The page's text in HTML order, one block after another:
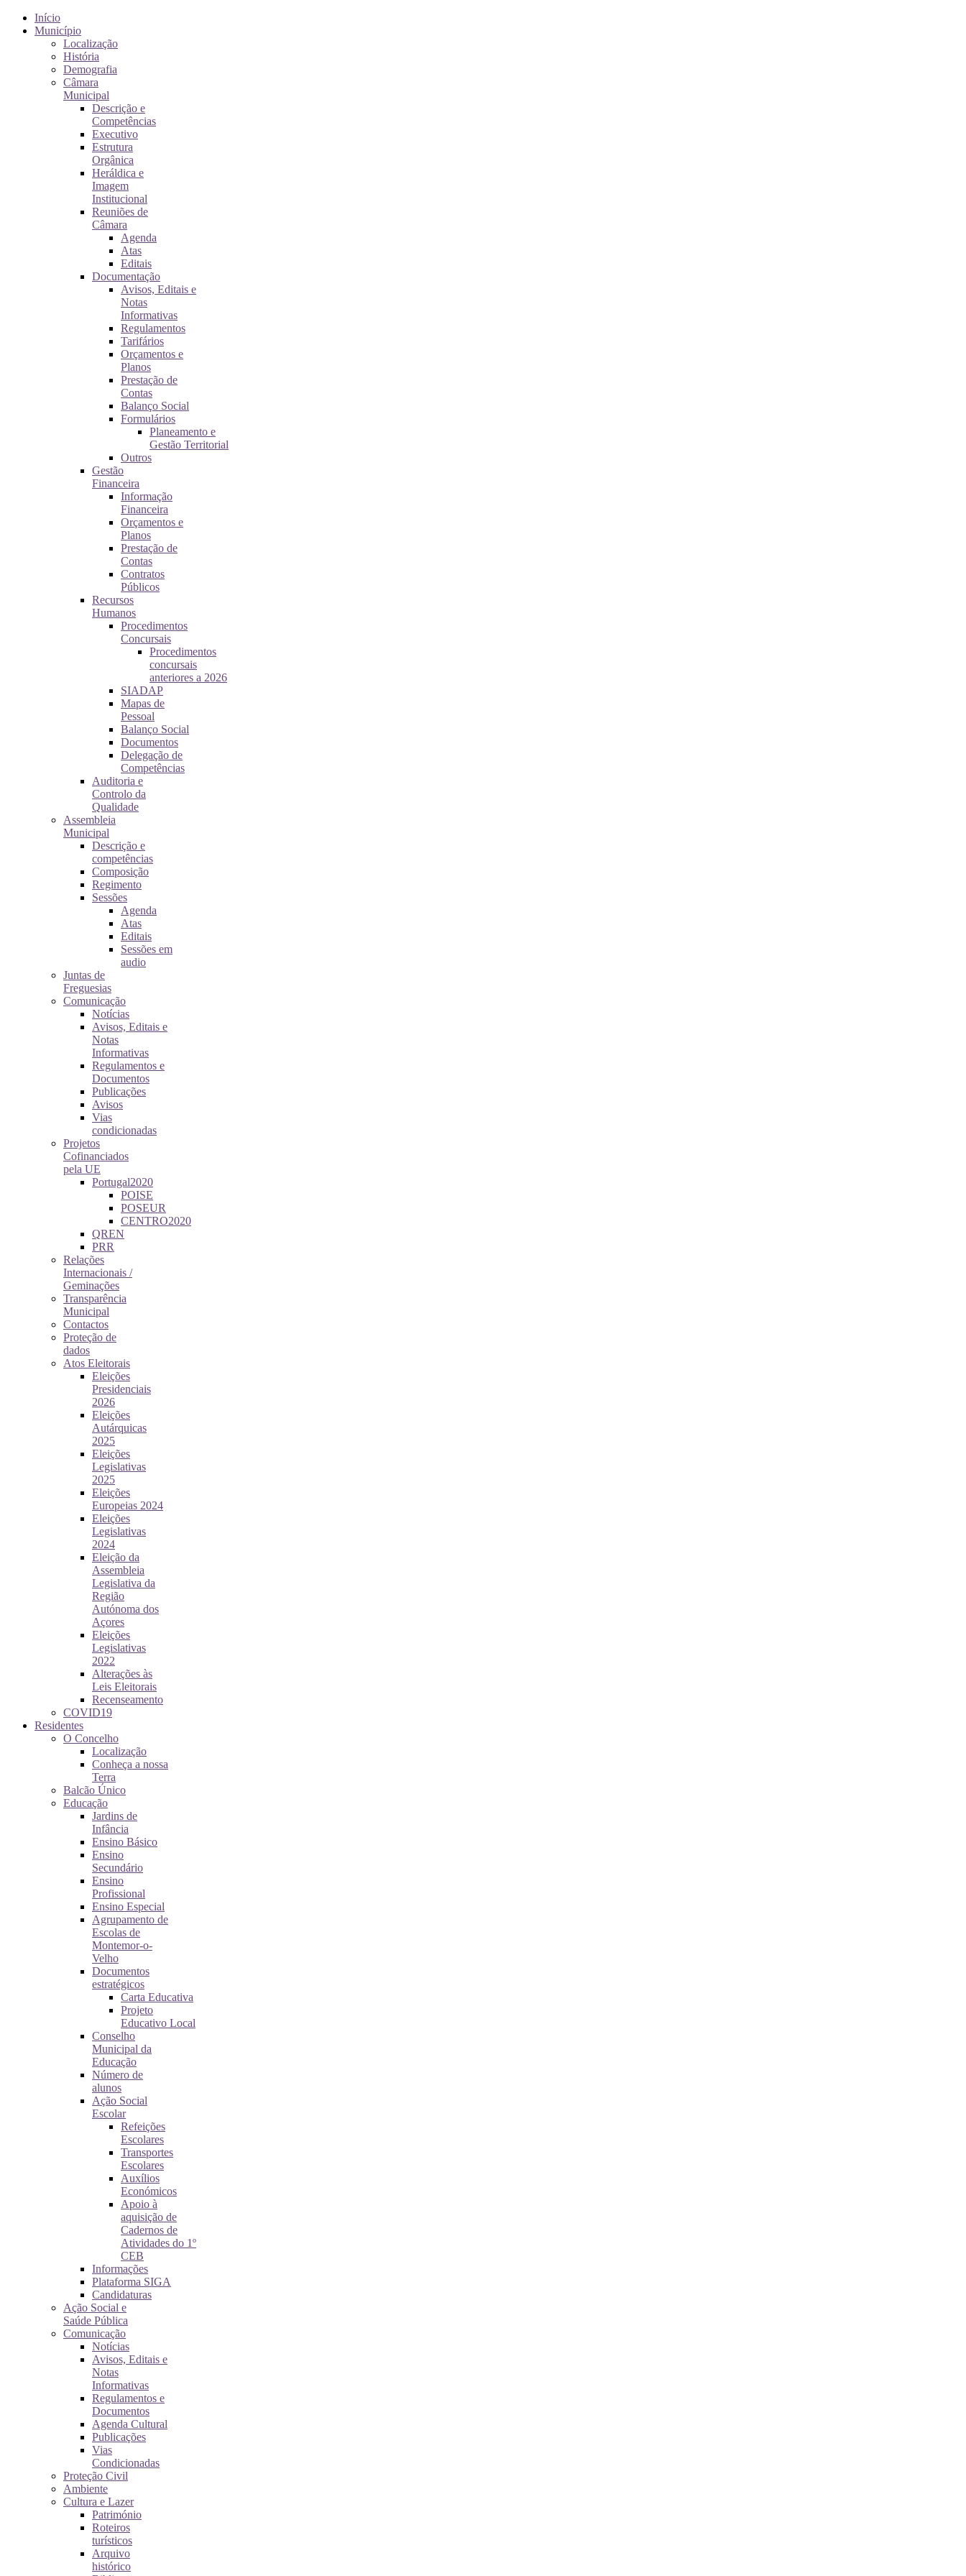
Início
Município
Localização
História
Demografia
Câmara
Municipal
Descrição e
Competências
Executivo
Estrutura
Orgânica
Heráldica e
Imagem
Institucional
Reuniões de
Câmara
Agenda
Atas
Editais
Documentação
Avisos, Editais e
Notas
Informativas
Regulamentos
Tarifários
Orçamentos e
Planos
Prestação de
Contas
Balanço Social
Formulários
Planeamento e
Gestão Territorial
Outros
Gestão
Financeira
Informação
Financeira
Orçamentos e
Planos
Prestação de
Contas
Contratos
Públicos
Recursos
Humanos
Procedimentos
Concursais
Procedimentos
concursais
anteriores a 2026
SIADAP
Mapas de
Pessoal
Balanço Social
Documentos
Delegação de
Competências
Auditoria e
Controlo da
Qualidade
Assembleia
Municipal
Descrição e
competências
Composição
Regimento
Sessões
Agenda
Atas
Editais
Sessões em
audio
Juntas de
Freguesias
Comunicação
Notícias
Avisos, Editais e
Notas
Informativas
Regulamentos e
Documentos
Publicações
Avisos
Vias
condicionadas
Projetos
Cofinanciados
pela UE
Portugal2020
POISE
POSEUR
CENTRO2020
QREN
PRR
Relações
Internacionais /
Geminações
Transparência
Municipal
Contactos
Proteção de
dados
Atos Eleitorais
Eleições
Presidenciais
2026
Eleições
Autárquicas
2025
Eleições
Legislativas
2025
Eleições
Europeias 2024
Eleições
Legislativas
2024
Eleição da
Assembleia
Legislativa da
Região
Autónoma dos
Açores
Eleições
Legislativas
2022
Alterações às
Leis Eleitorais
Recenseamento
COVID19
Residentes
O Concelho
Localização
Conheça a nossa
Terra
Balcão Único
Educação
Jardins de
Infância
Ensino Básico
Ensino
Secundário
Ensino
Profissional
Ensino Especial
Agrupamento de
Escolas de
Montemor-o-
Velho
Documentos
estratégicos
Carta Educativa
Projeto
Educativo Local
Conselho
Municipal da
Educação
Número de
alunos
Ação Social
Escolar
Refeições
Escolares
Transportes
Escolares
Auxílios
Económicos
Apoio à
aquisição de
Cadernos de
Atividades do 1º
CEB
Informações
Plataforma SIGA
Candidaturas
Ação Social e
Saúde Pública
Comunicação
Notícias
Avisos, Editais e
Notas
Informativas
Regulamentos e
Documentos
Agenda Cultural
Publicações
Vias
Condicionadas
Proteção Civil
Ambiente
Cultura e Lazer
Património
Roteiros
turísticos
Arquivo
histórico